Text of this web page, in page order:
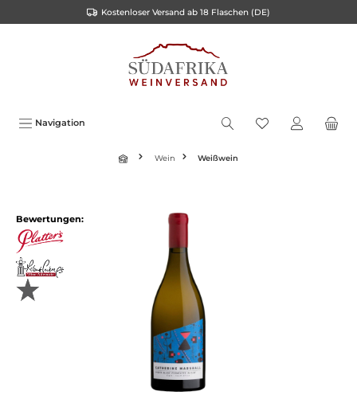
Kostenloser Versand ab 18 Flaschen (DE)
Navigation
Wein Weißwein
Bewertungen: